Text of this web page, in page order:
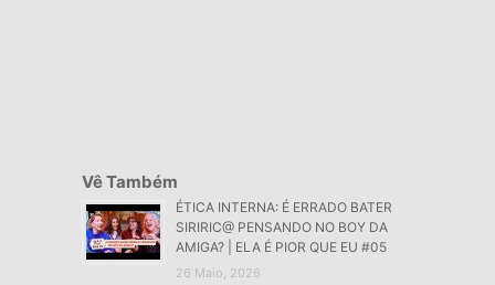
Vê Também
ÉTICA INTERNA: É ERRADO BATER
SIRIRIC@ PENSANDO NO BOY DA
AMIGA? | ELA É PIOR QUE EU #05
26 Maio, 2026